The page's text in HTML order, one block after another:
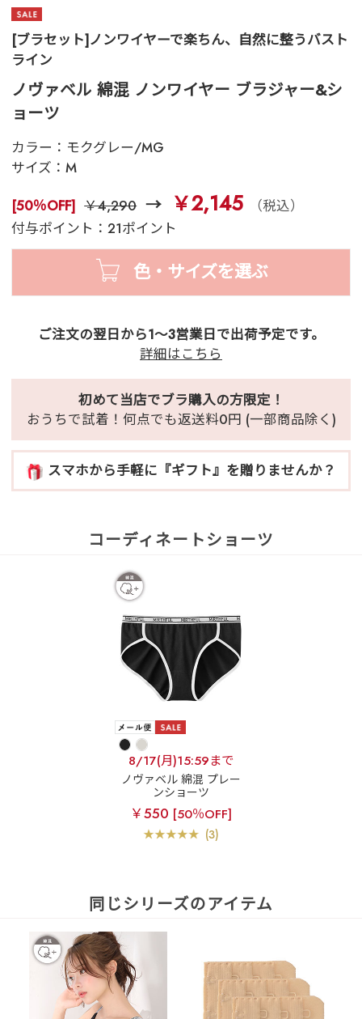
[ブラセット]ノンワイヤーで楽ちん、自然に整うバスト
ライン
ノヴァベル 綿混 ノンワイヤー ブラジャー&シ
ョーツ
カラー： モクグレー/MG
サイズ： M
[50％OFF] ￥4,290 ￥2,145
（税込）
付与ポイント：21ポイント
色・サイズを選ぶ
ご注文の翌日から1～3営業日で出荷予定です。
詳細はこちら
初めて当店でブラ購入の方限定！
おうちで試着！何点でも返送料0円 (一部商品除く)
スマホから手軽に『ギフト』を贈りませんか？
コーディネートショーツ
8/17(月)15:59まで
ノヴァベル 綿混 プレー
ンショーツ
￥550 [50％OFF]
(3)
同じシリーズのアイテム